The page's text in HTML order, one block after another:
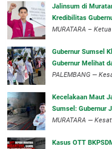
‎Jalinsum di
Kredibilitas
MURATARA –
‎Gubernur Sumsel
Gubernur Melihat
‎PALEMBANG —
‎Kecelakaan Maut
Sumsel: Gubernur
‎MURATARA —
‎Kasus OTT